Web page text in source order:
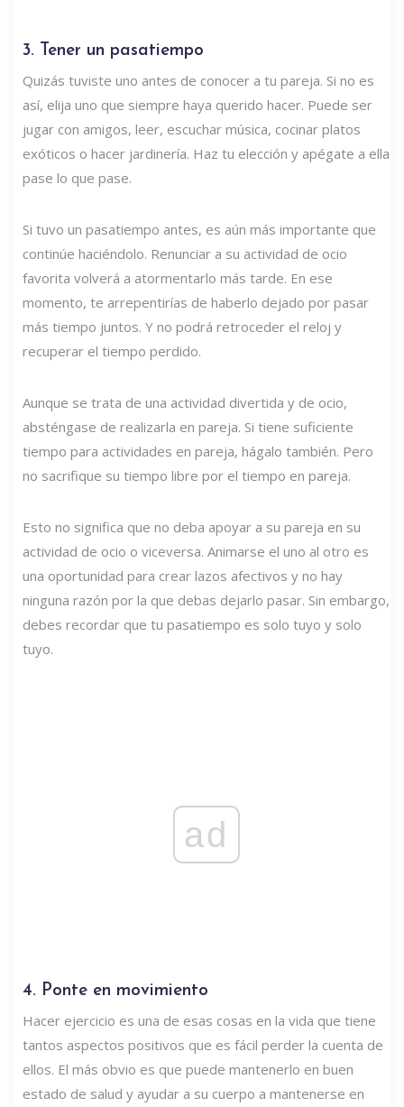
3. Tener un pasatiempo
Quizás tuviste uno antes de conocer a tu pareja. Si no es
así, elija uno que siempre haya querido hacer. Puede ser
jugar con amigos, leer, escuchar música, cocinar platos
exóticos o hacer jardinería. Haz tu elección y apégate a ella
pase lo que pase.
Si tuvo un pasatiempo antes, es aún más importante que
continúe haciéndolo. Renunciar a su actividad de ocio
favorita volverá a atormentarlo más tarde. En ese
momento, te arrepentirías de haberlo dejado por pasar
más tiempo juntos. Y no podrá retroceder el reloj y
recuperar el tiempo perdido.
Aunque se trata de una actividad divertida y de ocio,
absténgase de realizarla en pareja. Si tiene suficiente
tiempo para actividades en pareja, hágalo también. Pero
no sacrifique su tiempo libre por el tiempo en pareja.
Esto no significa que no deba apoyar a su pareja en su
actividad de ocio o viceversa. Animarse el uno al otro es
una oportunidad para crear lazos afectivos y no hay
ninguna razón por la que debas dejarlo pasar. Sin embargo,
debes recordar que tu pasatiempo es solo tuyo y solo
tuyo.
ad
4. Ponte en movimiento
Hacer ejercicio es una de esas cosas en la vida que tiene
tantos aspectos positivos que es fácil perder la cuenta de
ellos. El más obvio es que puede mantenerlo en buen
estado de salud y ayudar a su cuerpo a mantenerse en